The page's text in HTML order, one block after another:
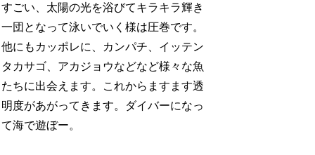
すごい、太陽の光を浴びてキラキラ輝き
一団となって泳いでいく様は圧巻です。
他にもカッポレに、カンパチ、イッテン
タカサゴ、アカジョウなどなど様々な魚
たちに出会えます。これからますます透
明度があがってきます。ダイバーになっ
て海で遊ぼー。